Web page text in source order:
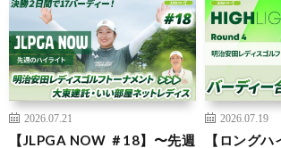
2026.07.21
【JLPGA NOW ＃18】〜先週
2026.07.19
【ロング